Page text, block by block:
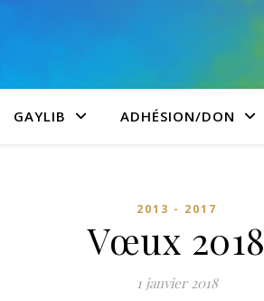
GAYLIB ADHÉSION/DON
2013 - 2017
Vœux 2018
1 janvier 2018